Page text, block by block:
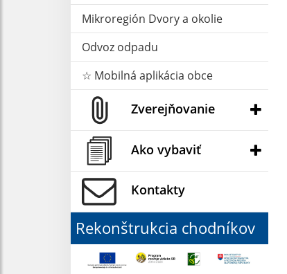
Mikroregión Dvory a okolie
Odvoz odpadu
☆ Mobilná aplikácia obce
Zverejňovanie
Ako vybaviť
Kontakty
Rekonštrukcia chodníkov